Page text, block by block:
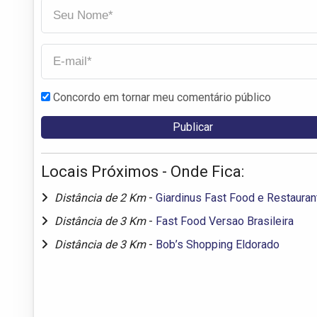
Concordo em tornar meu comentário público
Locais Próximos - Onde Fica:
Distância de 2 Km - Giardinus Fast Food e
Distância de 3 Km - Fast Food Versao Brasileira
Distância de 3 Km - Bob’s Shopping Eldorado